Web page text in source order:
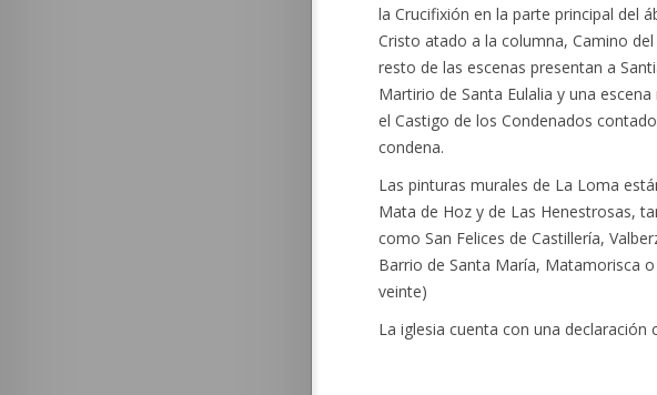
la Crucifixión en la parte principal del
Cristo atado a la columna, Camino
resto de las escenas presentan a
Martirio de Santa Eulalia y una
el Castigo de los Condenados
condena.
Las pinturas murales de La Loma
Mata de Hoz y de Las Henestrosas,
como San Felices de Castillería,
Barrio de Santa María, Matamorisca o
veinte)
La iglesia cuenta con una